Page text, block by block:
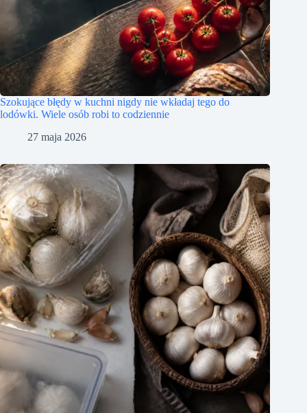
Szokujące błędy w kuchni nigdy nie wkładaj tego do
lodówki. Wiele osób robi to codziennie
27 maja 2026